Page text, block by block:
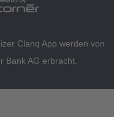
Clanq App werden von
Bank AG erbracht.